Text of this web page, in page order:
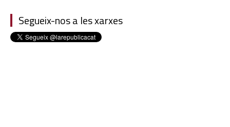
Segueix-nos a les xarxes